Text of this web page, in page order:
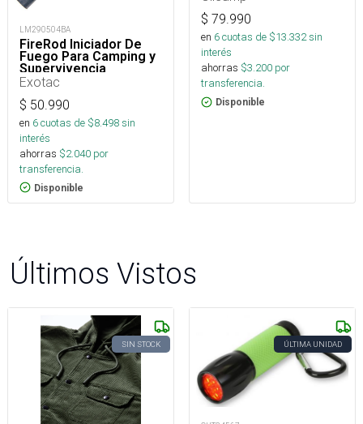
LM290504BA
FireRod Iniciador De
Fuego Para Camping y
Supervivencia
Exotac
$ 50.990
en 6cuotas de $8.498sin
interés
ahorras $2.040 por
transferencia.
Disponible
$ 79.990
en 6cuotas de $13.332sin
interés
ahorras $3.200 por
transferencia.
Disponible
Últimos Vistos
SIN STOCK ÚLTIMA UNIDAD